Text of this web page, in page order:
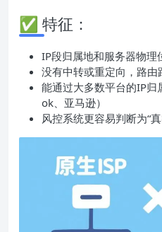
✅ 特征：
IP段归属地和服务器物理
没有中转或重定向，路由
能通过大多数平台的IP归
ok、亚马逊）
风控系统更容易判断为“